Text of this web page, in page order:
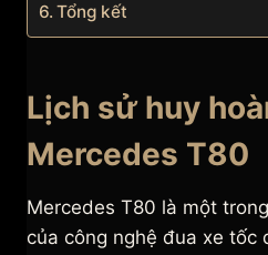
Tổng kết
Lịch sử huy
Mercedes T80
Mercedes T80 là một
của công nghệ đua xe tốc